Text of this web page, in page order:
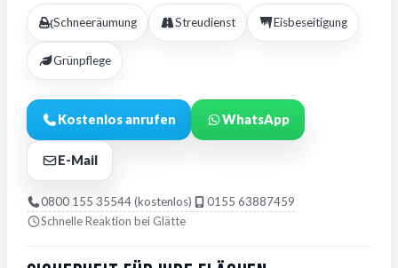
Schneeräumung Streudienst Eisbeseitigung
Grünpflege
Kostenlos anrufen WhatsApp
E-Mail
0800 155 35544 (kostenlos)
0155 63887459
Schnelle Reaktion bei Glätte